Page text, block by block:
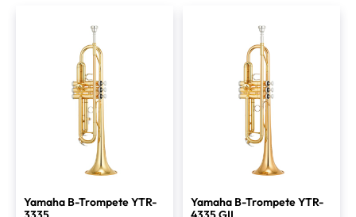
Yamaha B-Trompete YTR-
Yamaha B-Trompete YTR-